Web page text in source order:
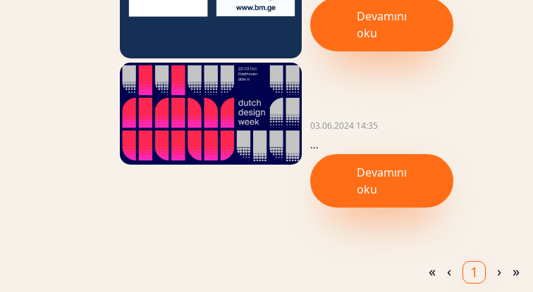
Devamını
oku
03.06.2024 14:35
...
Devamını
oku
« ‹ 1 › »